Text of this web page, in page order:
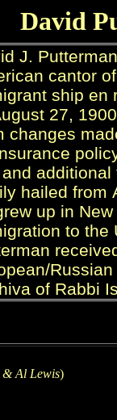
David
& Al Lewis)